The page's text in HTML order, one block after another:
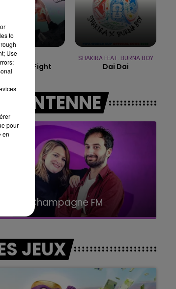
Out Of Fight
SHAKIRA FEAT. BURNA BOY
Dai Dai
A L'ANTENNE
Le Club Champagne FM
JEUX
to
Use
pour
en